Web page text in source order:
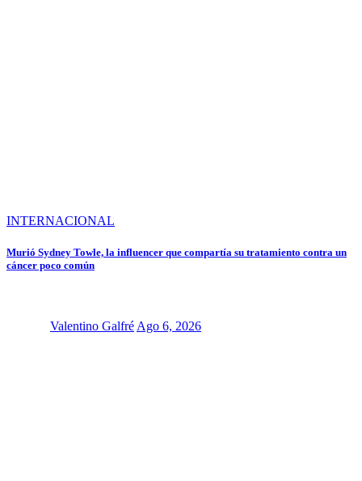
INTERNACIONAL
Murió Sydney Towle, la influencer que compartía su tratamiento contra un
cáncer poco común
Valentino GalfréAgo 6, 2026